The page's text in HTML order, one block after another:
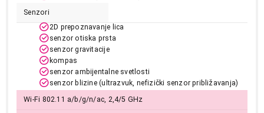
Senzori
2D prepoznavanje lica
senzor otiska prsta
senzor gravitacije
kompas
senzor ambijentalne svetlosti
senzor blizine (ultrazvuk, nefizički senzor približavanja)
Wi-Fi 802.11 a/b/g/n/ac, 2,4/5 GHz